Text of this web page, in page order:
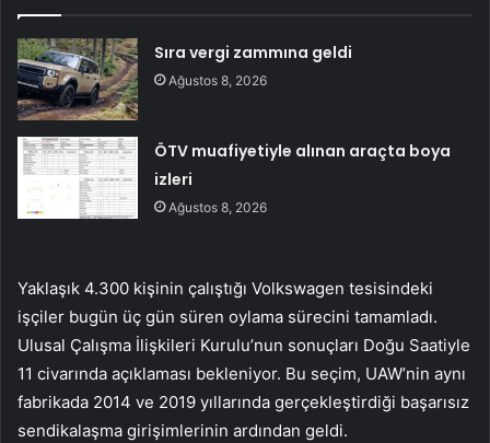
Sıra vergi zammına geldi
Ağustos 8, 2026
ÖTV muafiyetiyle alınan araçta boya
izleri
Ağustos 8, 2026
Yaklaşık 4.300 kişinin çalıştığı Volkswagen tesisindeki
işçiler bugün üç gün süren oylama sürecini tamamladı.
Ulusal Çalışma İlişkileri Kurulu’nun sonuçları Doğu Saatiyle
11 civarında açıklaması bekleniyor. Bu seçim, UAW’nin aynı
fabrikada 2014 ve 2019 yıllarında gerçekleştirdiği başarısız
sendikalaşma girişimlerinin ardından geldi.